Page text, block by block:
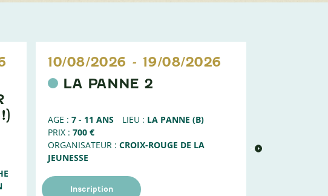
LA PANNE 2
10/08/2026 - 19/08/2026
AGE : 7 - 11 ANS LIEU : LA PANNE (B)
PRIX : 700 €
ORGANISATEUR : CROIX-ROUGE DE LA
JEUNESSE
Inscription